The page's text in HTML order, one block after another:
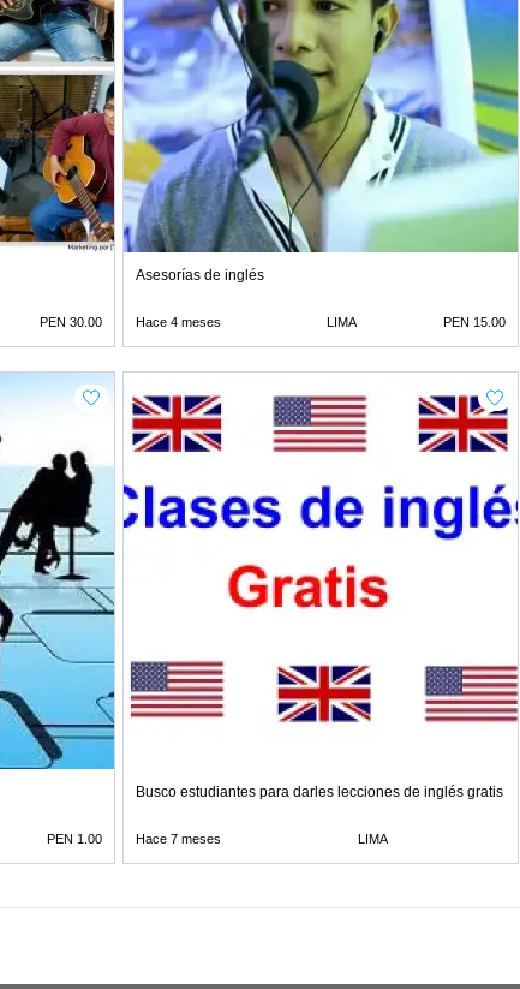
PEN 30.00
Asesorías de inglés
Hace 4 meses LIMA PEN 15.00
PEN 1.00
Busco estudiantes para darles lecciones de inglés gratis onl
Hace 7 meses LIMA